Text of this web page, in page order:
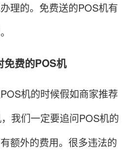
理的。免费送的POS机有
费的POS机
机的时候假如商家推荐
我们一定要追问POS机的
额外的费用。很多违法的